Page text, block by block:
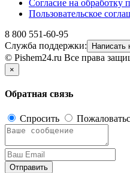
Согласие на обработку
Пользовательское
8 800 551-60-95
Служба поддержки:
Написать
© Pishem24.ru Все права
×
Обратная связь
Спросить
Отправить